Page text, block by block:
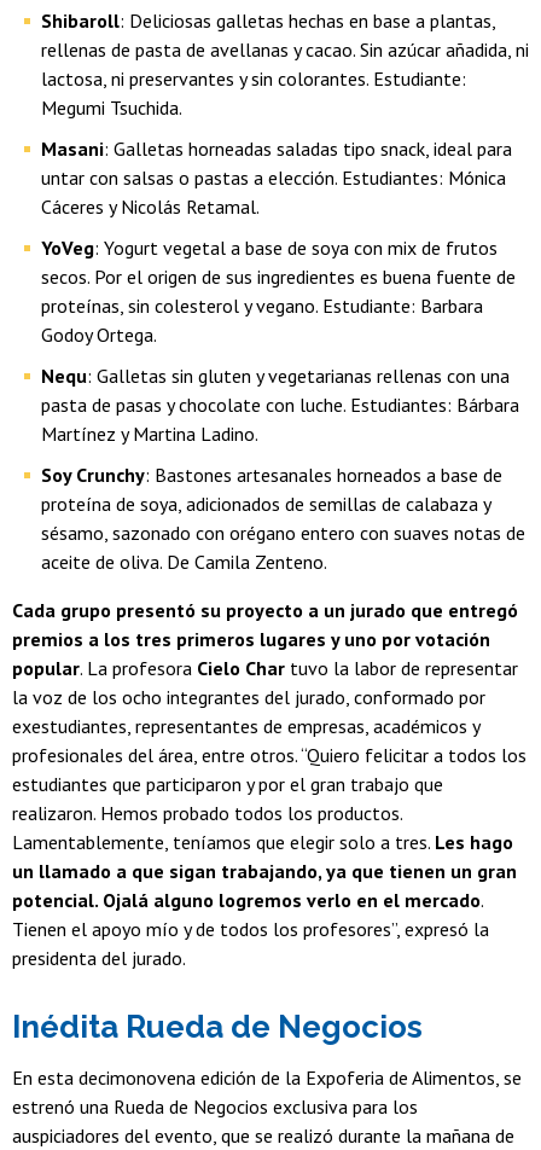
Shibaroll: Deliciosas galletas hechas en base a plantas,
rellenas de pasta de avellanas y cacao. Sin azúcar añadida, ni
lactosa, ni preservantes y sin colorantes. Estudiante:
Megumi Tsuchida.
Masani: Galletas horneadas saladas tipo snack, ideal para
untar con salsas o pastas a elección. Estudiantes: Mónica
Cáceres y Nicolás Retamal.
YoVeg: Yogurt vegetal a base de soya con mix de frutos
secos. Por el origen de sus ingredientes es buena fuente de
proteínas, sin colesterol y vegano. Estudiante: Barbara
Godoy Ortega.
Nequ: Galletas sin gluten y vegetarianas rellenas con una
pasta de pasas y chocolate con luche. Estudiantes: Bárbara
Martínez y Martina Ladino.
Soy Crunchy: Bastones artesanales horneados a base de
proteína de soya, adicionados de semillas de calabaza y
sésamo, sazonado con orégano entero con suaves notas de
aceite de oliva. De Camila Zenteno.
Cada grupo presentó su proyecto a un jurado que entregó
premios a los tres primeros lugares y uno por votación
popular. La profesora Cielo Char tuvo la labor de representar
la voz de los ocho integrantes del jurado, conformado por
exestudiantes, representantes de empresas, académicos y
profesionales del área, entre otros. “Quiero felicitar a todos los
estudiantes que participaron y por el gran trabajo que
realizaron. Hemos probado todos los productos.
Lamentablemente, teníamos que elegir solo a tres. Les hago
un llamado a que sigan trabajando, ya que tienen un gran
potencial. Ojalá alguno logremos verlo en el mercado.
Tienen el apoyo mío y de todos los profesores”, expresó la
presidenta del jurado.
Inédita Rueda de Negocios
En esta decimonovena edición de la Expoferia de Alimentos, se
estrenó una Rueda de Negocios exclusiva para los
auspiciadores del evento, que se realizó durante la mañana de